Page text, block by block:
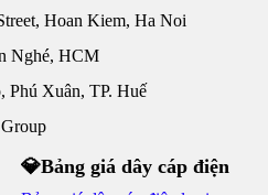
Hoan Kiem, Ha Noi
Nghé, HCM
Phú Xuân, TP. Huế
💎Bảng giá dây cáp điện